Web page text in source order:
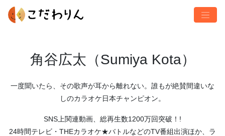
角谷広太（Sumiya Kota）
一度聞いたら、その歌声が耳から離れない。誰もが絶賛間違いな
しのカラオケ日本チャンピオン。
SNS上関連動画、総再生数1200万回突破！!
24時間テレビ・THEカラオケ★バトルなどのTV番組出演ほか、ラ